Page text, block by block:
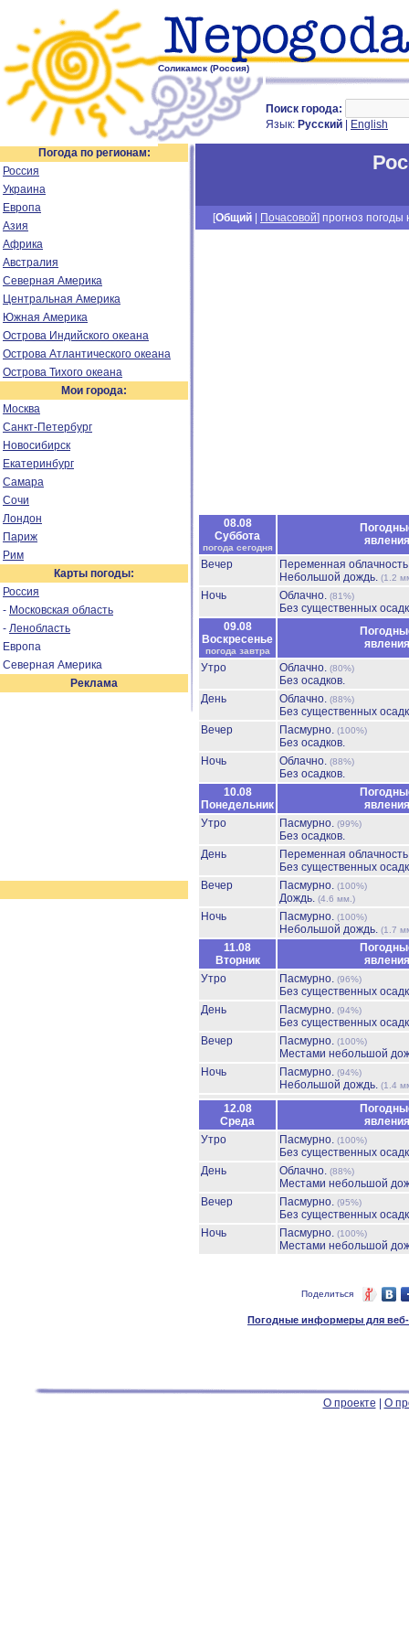
Соликамск (Россия)
Поиск города:
Язык: Русский English
Погода по регионам:
Россия
Украина
Европа
Азия
Африка
Австралия
Северная Америка
Центральная Америка
Южная Америка
Острова Индийского океана
Острова Атлантического океана
Острова Тихого океана
Мои города:
Москва
Санкт-Петербург
Новосибирск
Екатеринбург
Самара
Сочи
Лондон
Париж
Рим
Карты погоды:
Россия
- Московская область
- Ленобласть
Европа
Северная Америка
Реклама
[Общий Почасовой] прогноз погоды
08.08
Суббота
погода сегодня
явления
Вечер
Переменная
Небольшой дождь. (1.2
Ночь Облачно. (81%)
Без существенных
09.08
Воскресенье
погода завтра
явления
Утро
Облачно. (80%)
Без осадков.
День
Облачно. (88%)
Без существенных
Вечер
Пасмурно. (100%)
Без осадков.
Ночь
Облачно. (88%)
Без осадков.
10.08
Понедельник
явления
Утро
Пасмурно. (99%)
Без осадков.
День
Переменная
Без существенных
Вечер
Пасмурно. (100%)
Дождь. (4.6 мм.)
Ночь Пасмурно. (100%)
Небольшой дождь. (1.7
11.08
Вторник
явления
Утро
Пасмурно. (96%)
Без существенных
День
Пасмурно. (94%)
Без существенных
Вечер
Пасмурно. (100%)
Местами небольшой
Ночь
Пасмурно. (94%)
Небольшой дождь. (1.4
12.08
Среда
явления
Утро
Пасмурно. (100%)
Без существенных
День
Облачно. (88%)
Местами небольшой
Вечер
Пасмурно. (95%)
Без существенных
Ночь
Пасмурно. (100%)
Местами небольшой
Поделиться
Погодные информеры для веб-
О проекте О